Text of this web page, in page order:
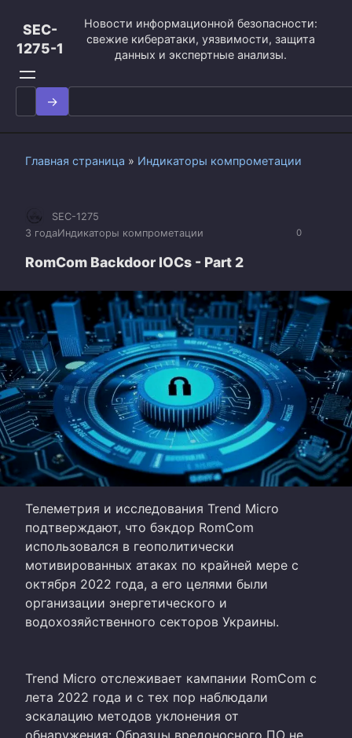
контенту
SEC-
1275-1
Новости информационной безопасности:
свежие кибератаки, уязвимости, защита
данных и экспертные анализы.
Search
for:
Главная страница » Индикаторы компрометации
0
SEC-1275
3 годаИндикаторы компрометации
RomCom Backdoor IOCs - Part 2
Телеметрия и исследования Trend Micro
подтверждают, что бэкдор RomCom
использовался в геополитически
мотивированных атаках по крайней мере с
октября 2022 года, а его целями были
организации энергетического и
водохозяйственного секторов Украины.
Trend Micro отслеживает кампании RomCom с
лета 2022 года и с тех пор наблюдали
эскалацию методов уклонения от
обнаружения: Образцы вредоносного ПО не